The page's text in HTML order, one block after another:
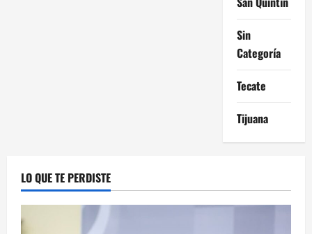
Sin
Categoría
Tecate
Tijuana
LO QUE TE PERDISTE